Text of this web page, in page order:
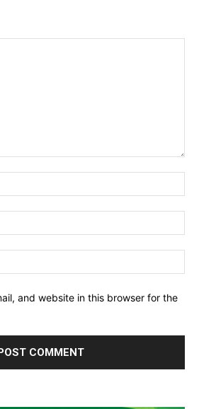
and website in this browser for the